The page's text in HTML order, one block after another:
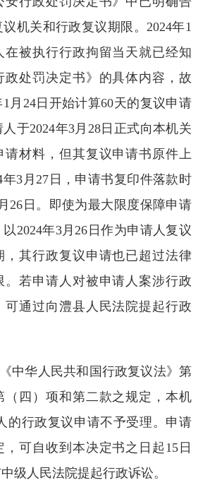
机关和行政复议期限。2024年1
在被执行行政拘留当天就已经知
政处罚决定书》的具体内容，故
月24日开始计算60天的复议申请
于2024年3月28日正式向本机关
请材料，但其复议申请书原件上
年3月27日，申请书复印件落款时
26日。即使为最大限度保障申请
2024年3月26日作为申请人复议
，其行政复议申请也已超过法律
。若申请人对被申请人案涉行政
可通过向澧县人民法院提起行政
中华人民共和国行政复议法》第
（四）项和第二款之规定，本机
的行政复议申请不予受理。申请
，可自收到本决定书之日起15日
级人民法院提起行政诉讼。